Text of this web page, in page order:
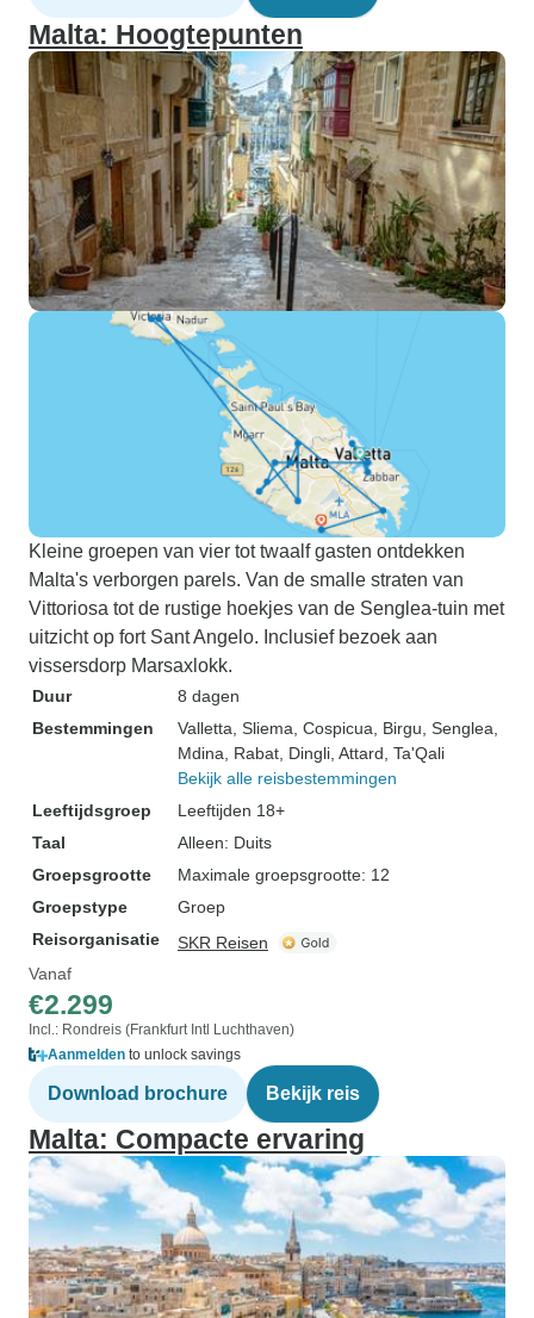
Malta: Hoogtepunten
Kleine groepen van vier tot twaalf gasten ontdekken
Malta's verborgen parels. Van de smalle straten van
Vittoriosa tot de rustige hoekjes van de Senglea-tuin met
uitzicht op fort Sant Angelo. Inclusief bezoek aan
vissersdorp Marsaxlokk.
Duur
8 dagen
Bestemmingen
Valletta , Sliema , Cospicua , Birgu , Senglea
Mdina , Rabat , Dingli , Attard , Ta'Qali
Bekijk alle reisbestemmingen
Leeftijdsgroep
Leeftijden 18+
Taal
Alleen: Duits
Groepsgrootte
Maximale groepsgrootte: 12
Groepstype
Groep
Reisorganisatie
SKR Reisen
Vanaf
€2.299
Incl.: Rondreis (Frankfurt Intl Luchthaven)
Aanmelden to unlock savings
Download brochure Bekijk reis
Malta: Compacte ervaring